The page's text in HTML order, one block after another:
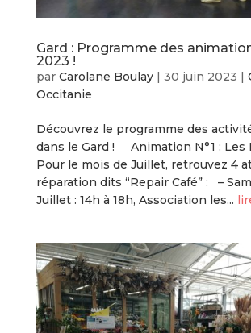
Gard : Programme des
2023 !
par Carolane Boulay| 30 juin 2023 |
Occitanie
Découvrez le programme des
dans le Gard ! Animation N°1 : Les
Pour le mois de Juillet, retrouvez 4
réparation dits “Repair Café” : –
Juillet : 14h à 18h, Association les...